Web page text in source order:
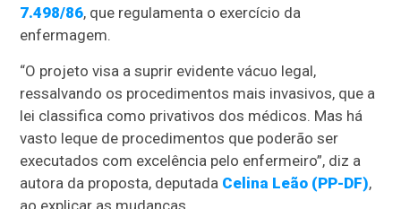
7.498/86, que regulamenta o exercício da
enfermagem.
“O projeto visa a suprir evidente vácuo legal,
ressalvando os procedimentos mais invasivos, que a
lei classifica como privativos dos médicos. Mas há
vasto leque de procedimentos que poderão ser
executados com excelência pelo enfermeiro”, diz a
autora da proposta, deputada Celina Leão (PP-DF),
ao explicar as mudanças.